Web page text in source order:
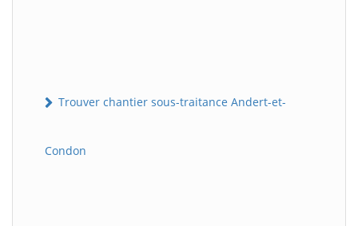
Trouver chantier sous-traitance Andert-et-
Condon